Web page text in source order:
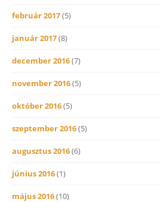
február 2017(5)
január 2017(8)
december 2016(7)
november 2016(5)
október 2016(5)
szeptember 2016(5)
augusztus 2016(6)
június 2016(1)
május 2016(10)